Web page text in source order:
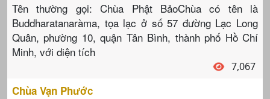
Tên thường gọi: Chùa Phật BảoChùa có tên là
Buddharatanaràma, tọa lạc ở số 57 đường Lạc Long
Quân, phường 10, quận Tân Bình, thành phố Hồ Chí
Minh, với diện tích
7,067
Chùa Vạn Phước